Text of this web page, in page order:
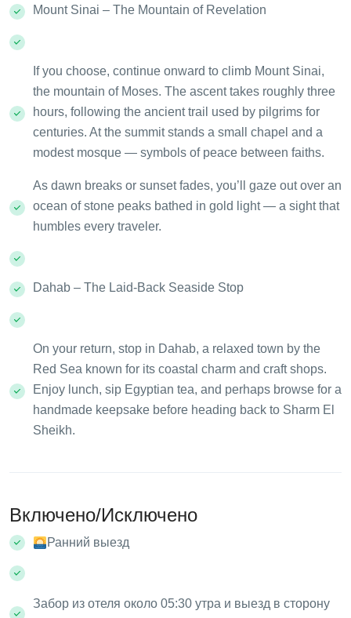
Mount Sinai – The Mountain of Revelation
If you choose, continue onward to climb Mount Sinai,
the mountain of Moses. The ascent takes roughly three
hours, following the ancient trail used by pilgrims for
centuries. At the summit stands a small chapel and a
modest mosque — symbols of peace between faiths.
As dawn breaks or sunset fades, you’ll gaze out over an
ocean of stone peaks bathed in gold light — a sight that
humbles every traveler.
Dahab – The Laid-Back Seaside Stop
On your return, stop in Dahab, a relaxed town by the
Red Sea known for its coastal charm and craft shops.
Enjoy lunch, sip Egyptian tea, and perhaps browse for a
handmade keepsake before heading back to Sharm El
Sheikh.
Включено/Исключено
Ранний выезд
Забор из отеля около 05:30 утра и выезд в сторону